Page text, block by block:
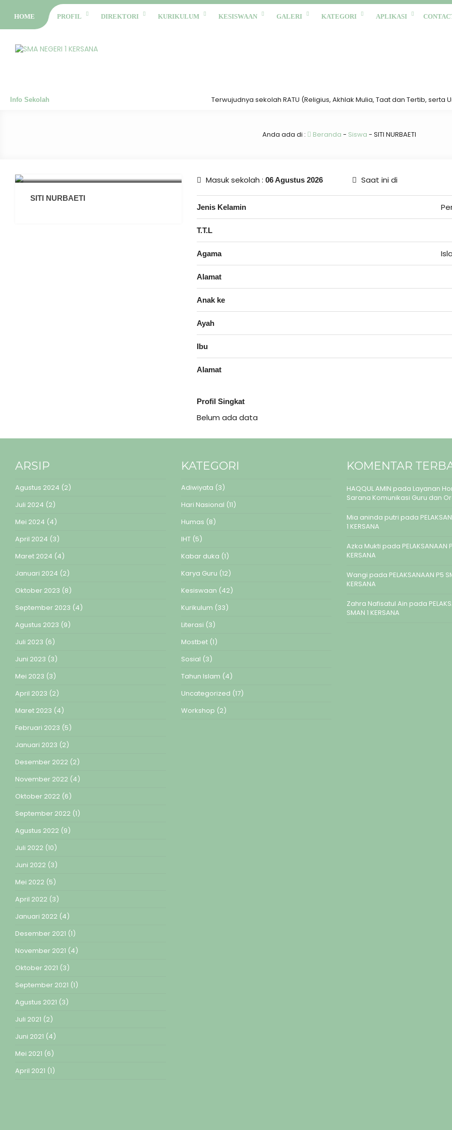
HOME PROFIL DIREKTORI KURIKULUM KESISWAAN GALERI KATEGORI APLIKASI
Info Sekolah Terwujudnya sekolah RATU (Religius, Akhlak Mulia, Taat dan Tertib, serta
Anda ada di : Beranda - Siswa - SITI NURBAETI
SITI NURBAETI
Masuk sekolah : 06 Agustus 2026 Saat ini di
Jenis Kelamin
T.T.L
Agama
Alamat
Anak ke
Ayah
Ibu
Alamat
Profil Singkat
Belum ada data
ARSIP
Agustus 2024 (2)
Juli 2024 (2)
Mei 2024 (4)
April 2024 (3)
Maret 2024 (4)
Januari 2024 (2)
Oktober 2023 (8)
September 2023 (4)
Agustus 2023 (9)
Juli 2023 (6)
Juni 2023 (3)
Mei 2023 (3)
April 2023 (2)
Maret 2023 (4)
Februari 2023 (5)
Januari 2023 (2)
Desember 2022 (2)
November 2022 (4)
Oktober 2022 (6)
September 2022 (1)
Agustus 2022 (9)
Juli 2022 (10)
Juni 2022 (3)
Mei 2022 (5)
April 2022 (3)
Januari 2022 (4)
Desember 2021 (1)
November 2021 (4)
Oktober 2021 (3)
September 2021 (1)
Agustus 2021 (3)
Juli 2021 (2)
Juni 2021 (4)
Mei 2021 (6)
April 2021 (1)
KATEGORI
Adiwiyata (3)
Hari Nasional (11)
Humas (8)
IHT(5)
Kabar duka (1)
Karya Guru (12)
Kesiswaan (42)
Kurikulum (33)
Literasi (3)
Mostbet(1)
Sosial (3)
Tahun Islam (4)
Uncategorized (17)
Workshop (2)
KOMENTAR
HAQQUL AMIN pada Layanan
Sarana Komunikasi Guru dan
Mia aninda putri pada
1 KERSANA
Azka Mukti pada PELAKSANAAN
KERSANA
Wangi pada PELAKSANAAN P5
KERSANA
Zahra Nafisatul Ain pada
SMAN 1 KERSANA